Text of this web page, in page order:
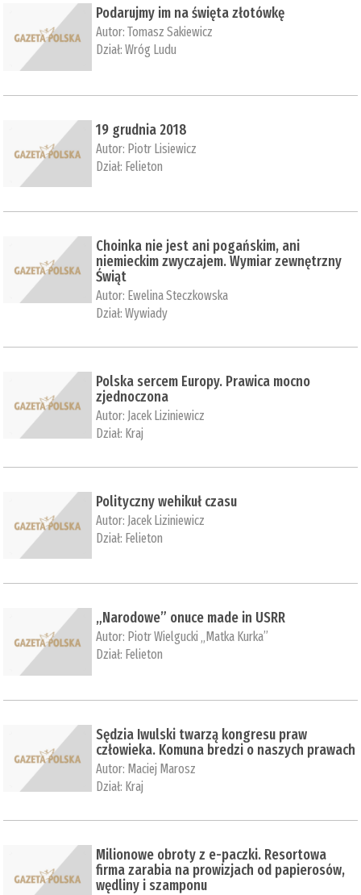
Podarujmy im na święta złotówkę
Autor:Tomasz Sakiewicz
Dział:Wróg Ludu
19 grudnia 2018
Autor: Piotr Lisiewicz
Dział: Felieton
Choinka nie jest ani pogańskim, ani
niemieckim zwyczajem. Wymiar zewnętrzny
Świąt
Autor: Ewelina Steczkowska
Dział:Wywiady
Polska sercem Europy. Prawica mocno
zjednoczona
Autor: Jacek Liziniewicz
Dział: Kraj
Polityczny wehikuł czasu
Autor: Jacek Liziniewicz
Dział: Felieton
„Narodowe” onuce made in USRR
Autor: Piotr Wielgucki „Matka Kurka”
Dział: Felieton
Sędzia Iwulski twarzą kongresu praw
człowieka. Komuna bredzi o naszych prawach
Autor: Maciej Marosz
Dział: Kraj
Milionowe obroty z e-paczki. Resortowa
firma zarabia na prowizjach od papierosów,
wędliny i szamponu